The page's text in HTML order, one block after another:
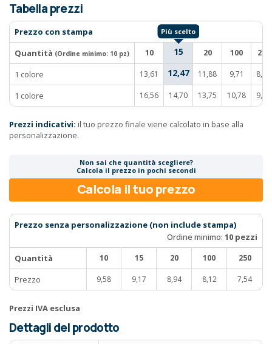
Tabella prezzi
Prezzo con stampa
Quantità (Ordine minimo: 10 pz) 10 15 20 100 250
1 colore 13,61 12,47 11,88 9,71 8,77
1 colore 16,56 14,70 13,75 10,78 9,79
Prezzi indicativi: il tuo prezzo finale viene calcolato in base alla
personalizzazione.
Non sai che quantità scegliere?
Calcola il prezzo in pochi secondi
Calcola il tuo prezzo
Prezzo senza personalizzazione (non include stampa)
Ordine minimo: 10 pezzi
Quantità
10 15 20 100 250
Prezzo 9,58 9,17 8,94 8,12 7,54
Prezzi IVA esclusa
Dettagli del prodotto